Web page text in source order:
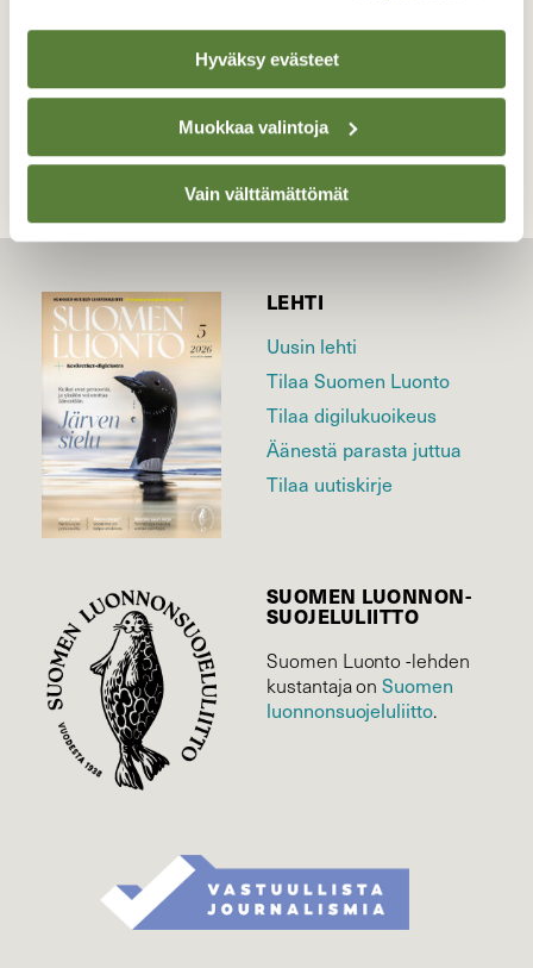
Hyväksy evästeet
Muokkaa valintoja
Vain välttämättömät
LEHTI
Uusin lehti
Tilaa Suomen Luonto
Tilaa digilukuoikeus
Äänestä parasta juttua
Tilaa uutiskirje
SUOMEN LUONNON­
SUOJELU­LIITTO
Suomen Luonto -lehden
kustantaja onSuomen
luonnonsuojelu­liitto.